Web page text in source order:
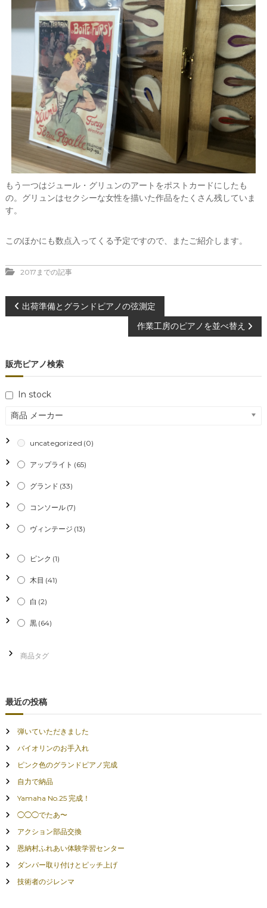
もう一つはジュール・グリュンのアートをポストカードにしたも
の。グリュンはセクシーな女性を描いた作品をたくさん残していま
す。
このほかにも数点入ってくる予定ですので、またご紹介します。
2017までの記事
投
ナ
ビ
ゲ
ー
シ
ョ
ン
出荷準備とグランドピアノの弦測定
作業工房のピアノを並べ替え
販売ピアノ検索
In stock
商品 メーカー
uncategorized (0)
アップライト (65)
グランド (33)
コンソール (7)
ヴィンテージ (13)
ピンク (1)
木目 (41)
白 (2)
黒 (64)
最近の投稿
弾いていただきました
バイオリンのお手入れ
ピンク色のグランドピアノ完成
自力で納品
Yamaha No.25 完成！
◯◯◯でたあ〜
アクション部品交換
恩納村ふれあい体験学習センター
ダンパー取り付けとピッチ上げ
技術者のジレンマ